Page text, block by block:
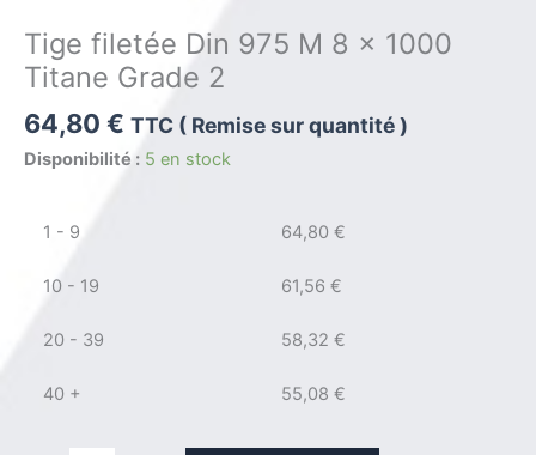
Tige filetée Din 975 M 8 x 1000
Titane Grade 2
64,80 € TTC ( Remise sur quantité )
Disponibilité : 5 en stock
1 - 9 64,80 €
10 - 19 61,56 €
20 - 39 58,32 €
40 + 55,08 €